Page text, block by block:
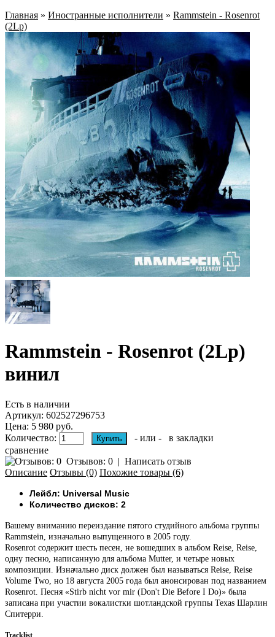
Главная » Иностранные исполнители » Rammstein - Rosenrot
(2Lp)
Rammstein - Rosenrot (2Lp)
винил
Есть в наличии
Артикул: 602527296753
Цена: 5 980 руб.
Количество:
- или -
в закладки
сравнение
Отзывов: 0 | Написать отзыв
Описание Отзывы (0) Похожие товары (6)
Лейбл: Universal Music
Количество дисков: 2
Вашему вниманию переиздание пятого студийного альбома группы
Rammstein, изначально выпущенного в 2005 году.
Rosenrot содержит шесть песен, не вошедших в альбом Reise, Reise,
одну песню, написанную для альбома Mutter, и четыре новых
композиции. Изначально диск должен был называться Reise, Reise
Volume Two, но 18 августа 2005 года был анонсирован под названием
Rosenrot. Песня «Stirb nicht vor mir (Don't Die Before I Do)» была
записана при участии вокалистки шотландской группы Texas Шарлин
Спитерри.
Tracklist